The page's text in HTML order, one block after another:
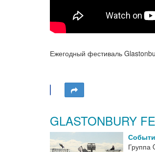
Ежегодный фестиваль
GLASTONBURY
Группа